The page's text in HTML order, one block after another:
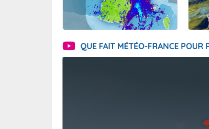
QUE FAIT MÉTÉO-FRANCE POUR